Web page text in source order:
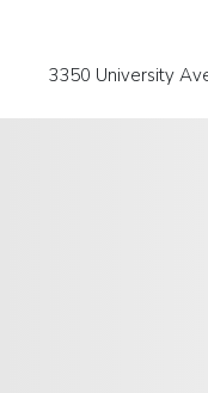
3350 University